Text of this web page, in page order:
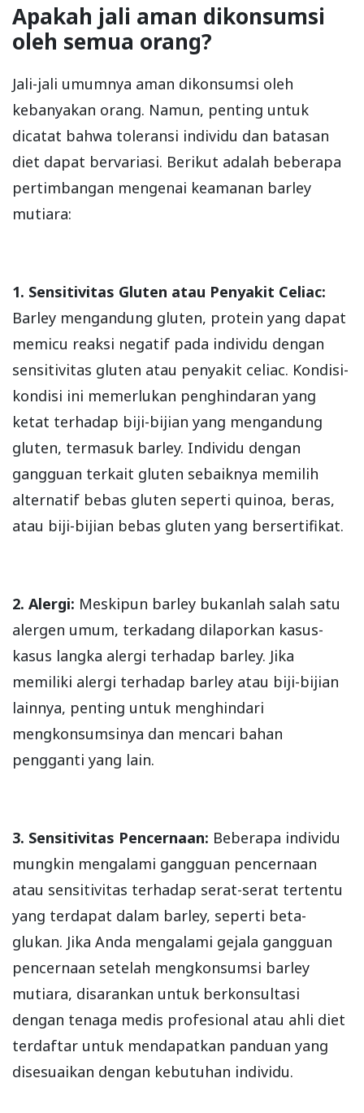
Apakah jali aman dikonsumsi
oleh semua orang?
Jali-jali umumnya aman dikonsumsi oleh
kebanyakan orang. Namun, penting untuk
dicatat bahwa toleransi individu dan batasan
diet dapat bervariasi. Berikut adalah beberapa
pertimbangan mengenai keamanan barley
mutiara:
1. Sensitivitas Gluten atau Penyakit Celiac:
Barley mengandung gluten, protein yang dapat
memicu reaksi negatif pada individu dengan
sensitivitas gluten atau penyakit celiac. Kondisi-
kondisi ini memerlukan penghindaran yang
ketat terhadap biji-bijian yang mengandung
gluten, termasuk barley. Individu dengan
gangguan terkait gluten sebaiknya memilih
alternatif bebas gluten seperti quinoa, beras,
atau biji-bijian bebas gluten yang bersertifikat.
2. Alergi: Meskipun barley bukanlah salah satu
alergen umum, terkadang dilaporkan kasus-
kasus langka alergi terhadap barley. Jika
memiliki alergi terhadap barley atau biji-bijian
lainnya, penting untuk menghindari
mengkonsumsinya dan mencari bahan
pengganti yang lain.
3. Sensitivitas Pencernaan: Beberapa individu
mungkin mengalami gangguan pencernaan
atau sensitivitas terhadap serat-serat tertentu
yang terdapat dalam barley, seperti beta-
glukan. Jika Anda mengalami gejala gangguan
pencernaan setelah mengkonsumsi barley
mutiara, disarankan untuk berkonsultasi
dengan tenaga medis profesional atau ahli diet
terdaftar untuk mendapatkan panduan yang
disesuaikan dengan kebutuhan individu.